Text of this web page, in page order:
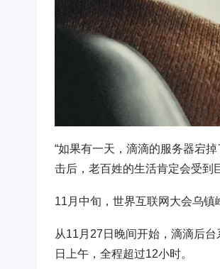
“如果有一天，滴滴的服务器宕
击后，老百姓的生活肯定会受到
11月中旬，世界互联网大会乌镇
从11月27日晚间开始，滴滴后
日上午，全程超过12小时。